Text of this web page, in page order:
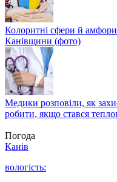
Колоритні сфери й амфори
Канівщини (фото)
Медики розповіли, як
робити, якщо стався
Погода
Канів
вологість: